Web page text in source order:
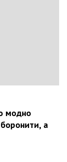
модно
а